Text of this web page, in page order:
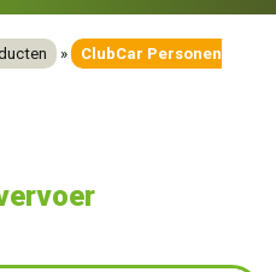
»
ClubCar Personen